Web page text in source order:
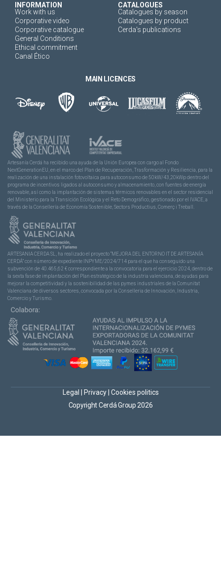
INFORMATION
Work with us
Corporative video
Corporative catalogue
General Conditions
Ethical commitment
Canal Ético
CATALOGUES
Catalogues by season
Catalogues by product
Cerda's publications
MAIN LICENCES
Artesanía Cerdá ha recibido una ayuda de la Unión Europea con cargo al Fondo
NextGenerationEU, en el marco del Plan de Recuperación, Trasformación y Resiliencia, para la
realización de una instalación fotovoltaica para autoconsumo de 50kW/43,20kWp dentro del
programa de incentivos ligados al autoconsumo y almacenamiento, con fuentes de energía
renovable, así como la implantación de sistemas térmicos renovables en el sector residencial
del Ministerio para la Transición Ecológica y el Reto Demográfico, gestionado por el IVACE, a
través de la Consellería de Economía Sostenible, Sectors Productius, Comerç i Treball.
ARTESANIA CERDA SL, ha realizado el proyecto “MEJORA DEL ENTORNO IT DE ARTESANÍA
CERDÁ” con número de expediente INPYME/2024/714 para el que ha conseguido una
subvención de 40.465,62 € correspondiente a la convocatoria para el ejercicio 2024, dentro de
la sexta fase de implantación del Plan estratégico de la industria valenciana, de ayudas para
mejorar la competitividad y la sostenibilidad de las pymes industriales de la Comunitat
Valenciana de diversos sectores, convocada por la Conselleria de Innovación, Industria,
Comercio y Turismo.
Copyright Cerdá Group 2026
Legal Privacy Cookies politics